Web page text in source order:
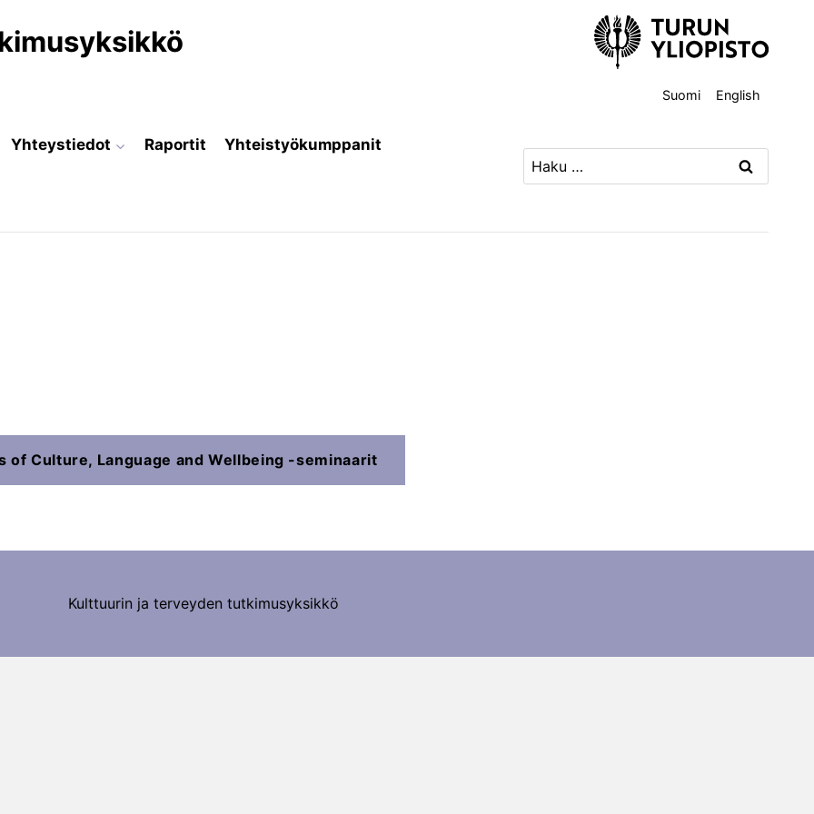
Suomi English
Yhteystiedot Raportit Yhteistyökumppanit
Haku:
of Culture, Language and Wellbeing -seminaarit
Kulttuurin ja terveyden tutkimusyksikkö